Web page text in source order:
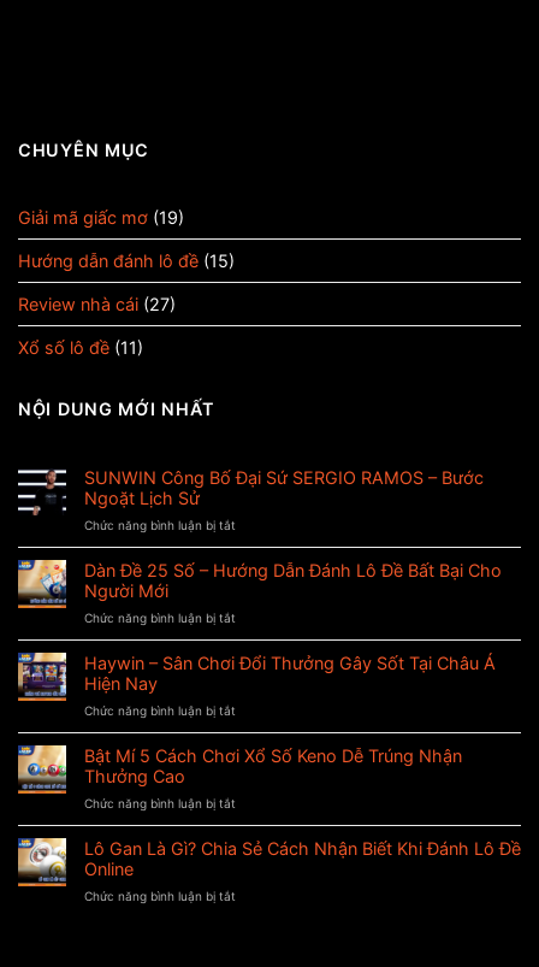
CHUYÊN MỤC
Giải mã giấc mơ (19)
Hướng dẫn đánh lô đề (15)
Review nhà cái (27)
Xổ số lô đề (11)
NỘI DUNG MỚI NHẤT
SUNWIN Công Bố Đại Sứ SERGIO RAMOS – Bước
Ngoặt Lịch Sử
Chức năng bình luận bị tắt
SUNWIN
Công
Bố
SERGIO
RAMOS
Lịch
Sử
Dàn Đề 25 Số – Hướng Dẫn Đánh Lô Đề Bất Bại Cho
Người Mới
Chức năng bình luận bị tắt
Dàn
Đề
Hướng
Dẫn
Bất
Bại
Haywin – Sân Chơi Đổi Thưởng Gây Sốt Tại Châu Á
Hiện Nay
Chức năng bình luận bị tắt
Haywin
–
Thưởng
Gây
Bật Mí 5 Cách Chơi Xổ Số Keno Dễ Trúng Nhận
Thưởng Cao
Chức năng bình luận bị tắt
Bật
Mí
Lô Gan Là Gì? Chia Sẻ Cách Nhận Biết Khi Đánh Lô Đề
Online
Chức năng bình luận bị tắt